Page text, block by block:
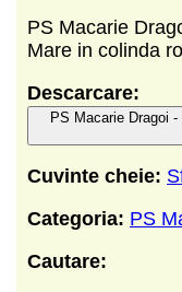
PS Macarie
Mare in colinda
Descarcare:
PS Macarie Dragoi
Cuvinte cheie:
Categoria: PS
Cautare: